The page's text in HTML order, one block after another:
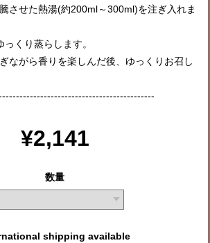
させた熱湯(約200ml～300ml)を注ぎ入れま
くり蒸らします。
ながら香りを楽しんだ後、ゆっくりお召し
¥2,141
数量
shipping available